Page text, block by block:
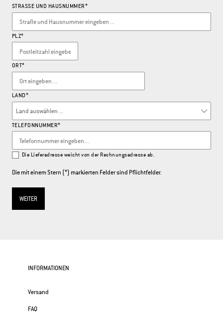
STRASSE UND HAUSNUMMER*
PLZ*
ORT*
LAND*
TELEFONNUMMER*
Die Lieferadresse weicht von der Rechnungsadresse ab.
Die mit einem Stern (*) markierten Felder sind Pflichtfelder.
WEITER
INFORMATIONEN
Versand
FAQ